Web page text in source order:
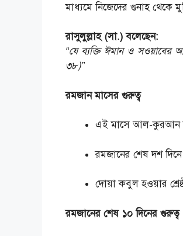
মাধ্যমে নিজেদের গুনাহ থেকে
রাসুলুল্লাহ (সা.) বলেছেন:
“যে ব্যক্তি ঈমান ও সওয়াবের
৩৮)”
রমজান মাসের গুরুত্ব
এই মাসে আল-কুরআন
রমজানের শেষ দশ
দোয়া কবুল হওয়ার
রমজানের শেষ ১০ দিনের গুরুত্ব